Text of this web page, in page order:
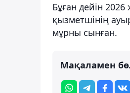
Бұған дейін
қызметшінің
мұрны сынған.
Мақаламен